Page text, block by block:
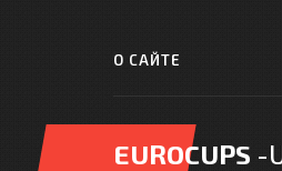
О САЙТЕ
EUROCUPS -